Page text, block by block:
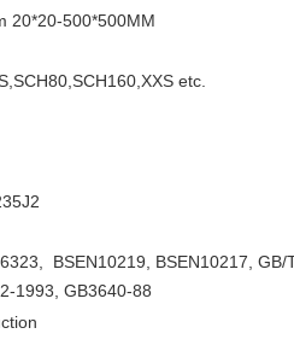
20*20-500*500MM
etc.
BSEN10219, BSEN10217, GB/
1993, GB3640-88